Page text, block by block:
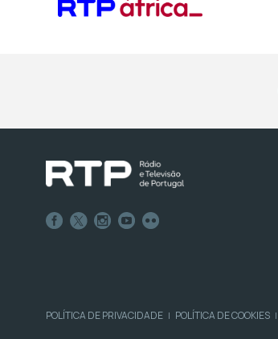
POLÍTICA DE PRIVACIDADE | POLÍTICA DE COOKIES |